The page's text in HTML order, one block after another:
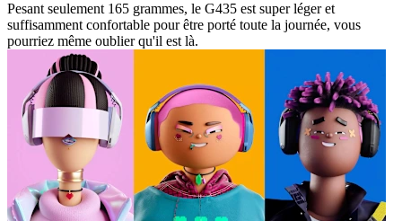
Pesant seulement 165 grammes, le G435 est super léger et
suffisamment confortable pour être porté toute la journée, vous
pourriez même oublier qu'il est là.